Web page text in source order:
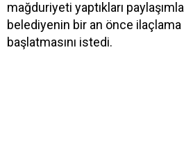
mağduriyeti yaptıkları
belediyenin bir an önce ilaçlama
başlatmasını istedi.